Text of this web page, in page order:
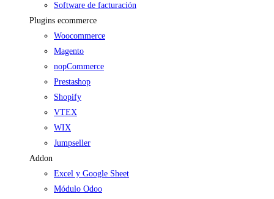
Software de facturación
Plugins ecommerce
Woocommerce
Magento
nopCommerce
Prestashop
Shopify
VTEX
WIX
Jumpseller
Addon
Excel y Google Sheet
Módulo Odoo